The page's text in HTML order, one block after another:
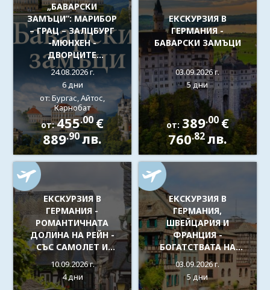
„БАВАРСКИ
ЗАМЪЦИ”: МАРИБОР
– ГРАЦ – ЗАЛЦБУРГ
-МЮНХЕН -
ДВОРЦИТЕ
ХЕРЕНХИМЗЕЕ,
ШЛАЙСХАЙМ,
ЛУСТХАЙМ,
НИМФЕНБУРГ,
ЛИНДЕРХОФ -
ЗАМЪКА
НОЙШВАНЩАЙН
24.08.2026 г.
6 дни
от: Бургас, Айтос,
Карнобат
от:455.00€
889.90лв.
ЕКСКУРЗИЯ В
ГЕРМАНИЯ -
БАВАРСКИ ЗАМЪЦИ
03.09.2026 г.
5 дни
от: 389.00 €
760.82 лв.
ЕКСКУРЗИЯ В
ГЕРМАНИЯ -
РОМАНТИЧНАТА
ДОЛИНА НА РЕЙН -
СЪС САМОЛЕТ И
ОБСЛУЖВАНЕ НА
БЪЛГАРСКИ ЕЗИК!
10.09.2026 г.
4 дни
ЕКСКУРЗИЯ В
ГЕРМАНИЯ,
ШВЕЙЦАРИЯ И
ФРАНЦИЯ -
БОГАТСТВАТА НА
ЕЛЗАС И РЕЙН -
РЕНЕСАНС, ГОТИКА И
ПРИРОДА
03.09.2026 г.
5 дни